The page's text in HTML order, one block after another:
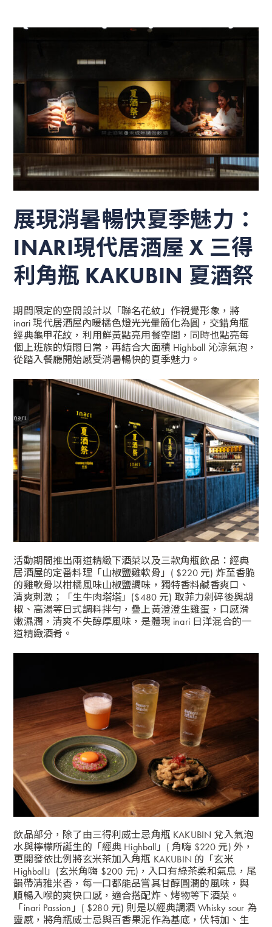
展現消暑暢快夏季魅力：
INARI現代居酒屋 X 三得
利角瓶 KAKUBIN 夏酒祭
期間限定的空間設計以「聯名花紋」作視覺形象，將
inari 現代居酒屋內暖橘色燈光光暈簡化為圓，交錯角瓶
經典龜甲花紋，利用鮮黃點亮用餐空間，同時也點亮每
個上班族的煩悶日常，再結合大面積 Highball 沁涼氣泡，
從踏入餐廳開始感受消暑暢快的夏季魅力。
活動期間推出兩道精緻下酒菜以及三款角瓶飲品：經典
居酒屋的定番料理「山椒鹽雞軟骨」( $220 元) 炸至香脆
的雞軟骨以柑橘風味山椒鹽調味，獨特香料鹹香爽口、
清爽刺激；
「生牛肉塔塔」($480 元) 取菲力剁碎後與胡
椒、高湯等日式調料拌勻，疊上黃澄澄生雞蛋，口感滑
嫩濕潤，清爽不失醇厚風味，是體現 inari 日洋混合的一
道精緻酒肴。
飲品部分，除了由三得利威士忌角瓶 KAKUBIN 兌入氣泡
水與檸檬所誕生的「經典 Highball」( 角嗨 $220 元) 外，
更開發依比例將玄米茶加入角瓶 KAKUBIN 的「玄米
Highball」(玄米角嗨 $200 元)，入口有綠茶柔和氣息，尾
韻帶清雅米香，每一口都能品嘗其甘醇圓潤的風味，與
順暢入喉的爽快口感，適合搭配炸、烤物等下酒菜。
「inari Passion」( $280 元) 則是以經典調酒 Whisky sour 為
靈感，將角瓶威士忌與百香果泥作為基底，伏特加、生